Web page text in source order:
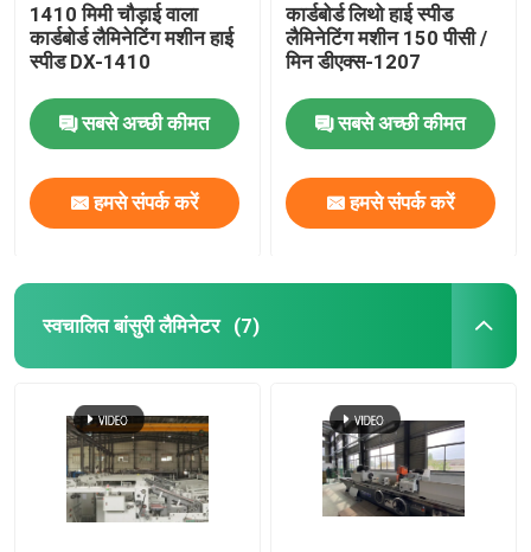
1410 मिमी चौड़ाई वाला
कार्डबोर्ड लैमिनेटिंग मशीन हाई
स्पीड DX-1410
सबसे अच्छी कीमत
हमसे संपर्क करें
कार्डबोर्ड लिथो हाई स्पीड
लैमिनेटिंग मशीन 150 पीसी /
मिन डीएक्स-1207
सबसे अच्छी कीमत
हमसे संपर्क करें
स्वचालित बांसुरी लैमिनेटर (7)